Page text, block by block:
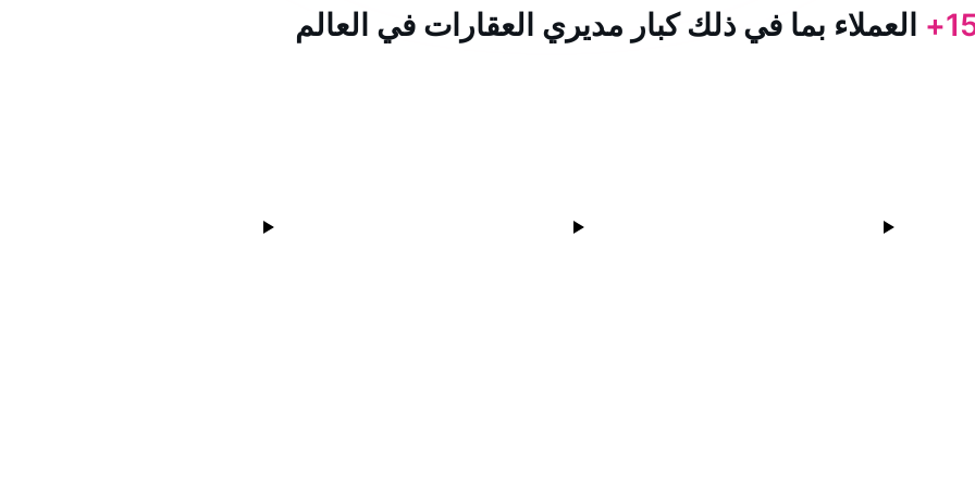
العملاء بما في ذلك كبار مديري العقارات في العالم